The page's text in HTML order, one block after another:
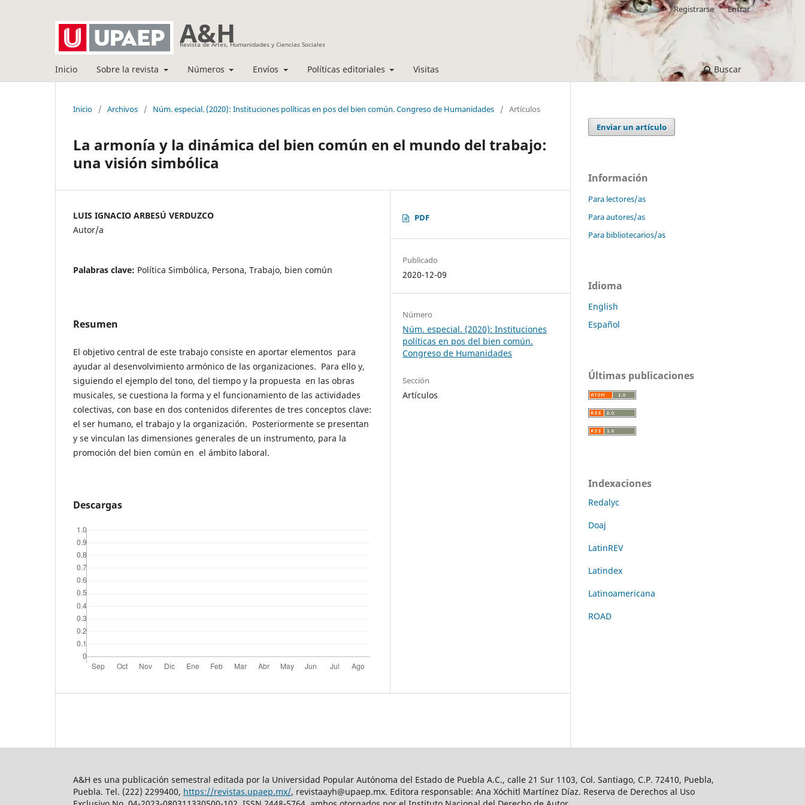
A&H
Revista de Artes, Humanidades y Ciencias Sociales
Inicio Sobre la revista Números Envíos Políticas editoriales Visitas Buscar
Registrarse Entrar
Inicio / Archivos / Núm. especial. (2020): Instituciones políticas en pos del bien común. Congreso de Humanidades / Artículos
La armonía y la dinámica del bien común en el mundo del trabajo:
una visión simbólica
LUIS IGNACIO ARBESÚ VERDUZCO
Autor/a
Palabras clave: Política Simbólica, Persona, Trabajo, bien común
Resumen
El objetivo central de este trabajo consiste en aportar elementos para
ayudar al desenvolvimiento armónico de las organizaciones. Para ello y,
siguiendo el ejemplo del tono, del tiempo y la propuesta en las obras
musicales, se cuestiona la forma y el funcionamiento de las actividades
colectivas, con base en dos contenidos diferentes de tres conceptos clave:
el ser humano, el trabajo y la organización. Posteriormente se presentan
y se vinculan las dimensiones generales de un instrumento, para la
promoción del bien común en el ámbito laboral.
Descargas
PDF
Publicado
2020-12-09
Número
Núm. especial. (2020): Instituciones
políticas en pos del bien común.
Congreso de Humanidades
Sección
Artículos
Enviar un artículo
Información
Para lectores/as
Para autores/as
Para bibliotecarios/as
Idioma
English
Español
Últimas publicaciones
Indexaciones
Redalyc
Doaj
LatinREV
Latindex
Latinoamericana
ROAD
A&H es una publicación semestral editada por la Universidad Popular Autónoma del Estado de Puebla A.C., calle 21 Sur 1103, Col. Santiago, C.P. 72410, Puebla,
Puebla. Tel. (222) 2299400, https://revistas.upaep.mx/, revistaayh@upaep.mx. Editora responsable: Ana Xóchitl Martínez Díaz. Reserva de Derechos al Uso